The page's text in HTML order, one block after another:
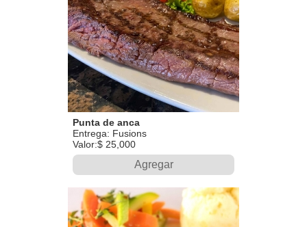
Punta de anca
Entrega: Fusions
Valor:$ 25,000
Agregar